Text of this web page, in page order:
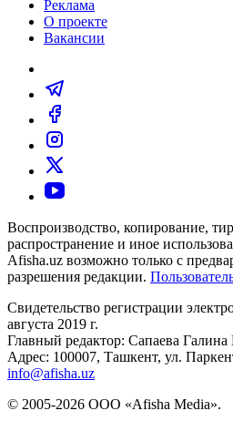
Реклама
О проекте
Вакансии
Воспроизводство, копирование,
распространение и иное
Afisha.uz возможно только с
разрешения редакции.
Свидетельство регистрации
августа 2019 г.
Главный редактор: Сапаева Галина
Адрес: 100007, Ташкент, ул.
info@afisha.uz
© 2005-2026 ООО «Afisha Media».